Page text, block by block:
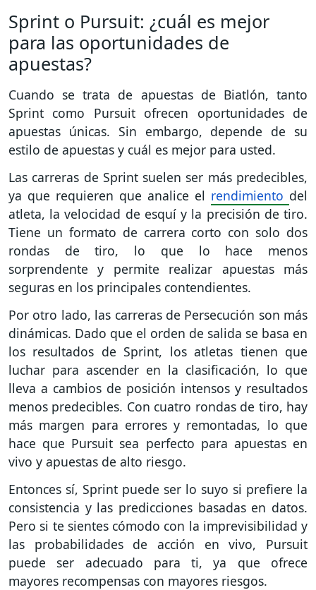
Sprint o Pursuit: ¿cuál es mejor
para las oportunidades de
apuestas?
Cuando se trata de apuestas de Biatlón, tanto
Sprint como Pursuit ofrecen oportunidades de
apuestas únicas. Sin embargo, depende de su
estilo de apuestas y cuál es mejor para usted.
Las carreras de Sprint suelen ser más predecibles,
ya que requieren que analice el rendimiento del
atleta, la velocidad de esquí y la precisión de tiro.
Tiene un formato de carrera corto con solo dos
rondas de tiro, lo que lo hace menos
sorprendente y permite realizar apuestas más
seguras en los principales contendientes.
Por otro lado, las carreras de Persecución son más
dinámicas. Dado que el orden de salida se basa en
los resultados de Sprint, los atletas tienen que
luchar para ascender en la clasificación, lo que
lleva a cambios de posición intensos y resultados
menos predecibles. Con cuatro rondas de tiro, hay
más margen para errores y remontadas, lo que
hace que Pursuit sea perfecto para apuestas en
vivo y apuestas de alto riesgo.
Entonces sí, Sprint puede ser lo suyo si prefiere la
consistencia y las predicciones basadas en datos.
Pero si te sientes cómodo con la imprevisibilidad y
las probabilidades de acción en vivo, Pursuit
puede ser adecuado para ti, ya que ofrece
mayores recompensas con mayores riesgos.